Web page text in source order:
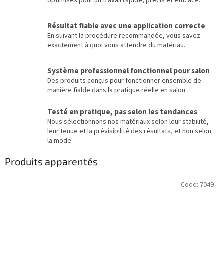
Résultat fiable avec une application correcte
En suivant la procédure recommandée, vous savez
exactement à quoi vous attendre du matériau.
Système professionnel fonctionnel pour salon
Des produits conçus pour fonctionner ensemble de
manière fiable dans la pratique réelle en salon.
Testé en pratique, pas selon les tendances
Nous sélectionnons nos matériaux selon leur stabilité,
leur tenue et la prévisibilité des résultats, et non selon
la mode.
Produits apparentés
Code: 7049